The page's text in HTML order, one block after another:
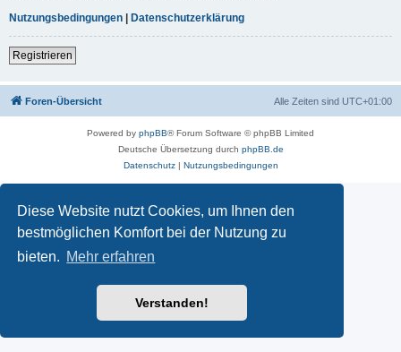
Diese Website nutzt Cookies, um Ihnen den
bestmöglichen Komfort bei der Nutzung zu
bieten. Mehr erfahren
Verstanden!
Nutzungsbedingungen | Datenschutzerklärung
Registrieren
Foren-Übersicht Alle Zeiten sind UTC+01:00
Powered by phpBB® Forum Software © phpBB Limited
Deutsche Übersetzung durch phpBB.de
Datenschutz| Nutzungsbedingungen